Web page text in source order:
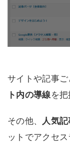
サイトや記事
ト内の導線を
その他、人気記
ットでアクセ